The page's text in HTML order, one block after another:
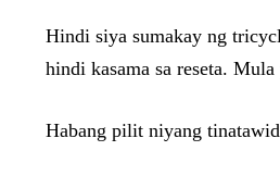
Hindi siya sumakay ng
hindi kasama sa reseta.
Habang pilit niyang